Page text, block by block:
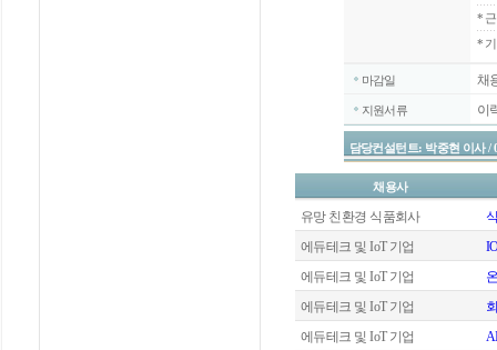
*
*
마감일 채
지원서류 이
담당컨설턴트: 박중현 이사 /
채용사
유망 친환경 식품회사
에듀테크 및 IoT 기업
에듀테크 및 IoT 기업
에듀테크 및 IoT 기업
에듀테크 및 IoT 기업